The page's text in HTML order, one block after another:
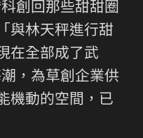
創回那些甜甜圈
與林天秤進行甜
在全部成了武
，為草創企業供
機動的空間，已